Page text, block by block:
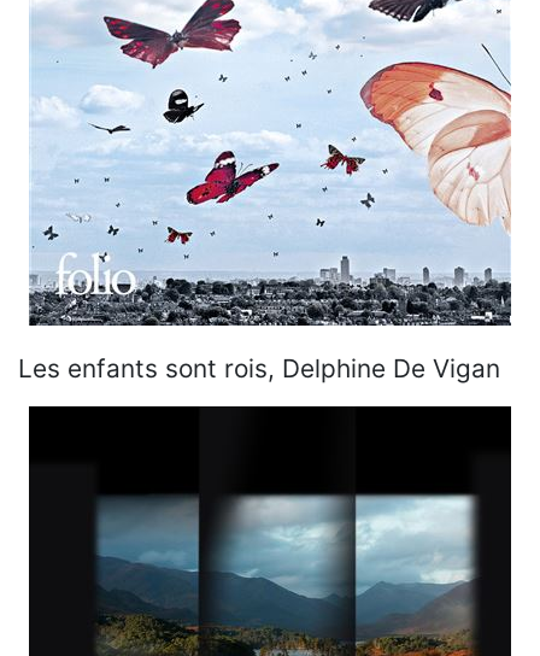
Les enfants sont rois, Delphine De Vigan